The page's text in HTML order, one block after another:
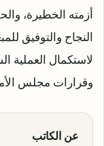
أزمته الخطيرة،
النجاح والتوفيق
لاستكمال العملية
وقرارات مجلس
عن الكاتب